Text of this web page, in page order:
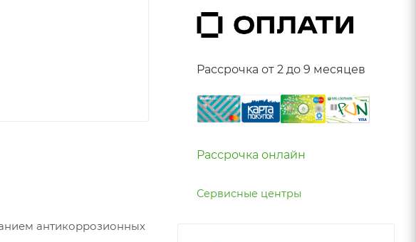
антикоррозионных
Рассрочка от 2 до 9 месяцев
Рассрочка онлайн
Сервисные центры